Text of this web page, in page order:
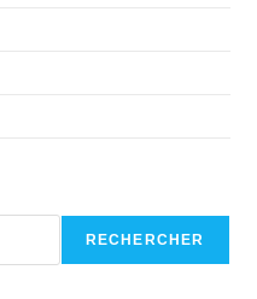
RECHERCHER